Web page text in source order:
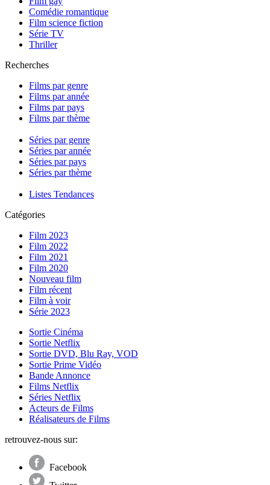
Comédie romantique
Film science fiction
Série TV
Thriller
Recherches
Films par genre
Films par année
Films par pays
Films par thème
Séries par genre
Séries par année
Séries par pays
Séries par thème
Listes Tendances
Catégories
Film 2023
Film 2022
Film 2021
Film 2020
Nouveau film
Film récent
Film à voir
Série 2023
Sortie Cinéma
Sortie Netflix
Sortie DVD, Blu Ray, VOD
Sortie Prime Vidéo
Bande Annonce
Films Netflix
Séries Netflix
Acteurs de Films
Réalisateurs de Films
retrouvez-nous sur:
Facebook